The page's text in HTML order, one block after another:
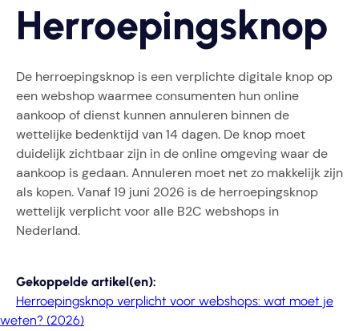
Herroepingsknop
De herroepingsknop is een verplichte digitale knop op
een webshop waarmee consumenten hun online
aankoop of dienst kunnen annuleren binnen de
wettelijke bedenktijd van 14 dagen. De knop moet
duidelijk zichtbaar zijn in de online omgeving waar de
aankoop is gedaan. Annuleren moet net zo makkelijk zijn
als kopen. Vanaf 19 juni 2026 is de herroepingsknop
wettelijk verplicht voor alle B2C webshops in
Nederland.
Gekoppelde artikel(en):
Herroepingsknop verplicht voor webshops: wat moet je
weten? (2026)